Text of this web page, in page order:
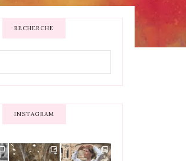
RECHERCHE
INSTAGRAM